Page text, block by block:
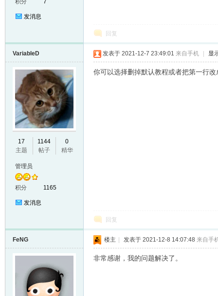
积分
7
发消息
回复
VariableD
17
主题
1144
帖子
0
精华
管理员
积分 1165
发消息
发表于 2021-12-7 23:49:01 来自手机 显
你可以选择删掉默认教程或者把第一行
回复
FeNG 楼主 发表于 2021-12-8 14:07:48 来自手
非常感谢，我的问题解决了。